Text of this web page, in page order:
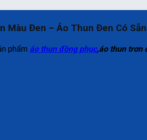
Màu Đen – Áo Thun Đen Có Sẵn
phẩm áo thun đồng phục,áo thun trơn